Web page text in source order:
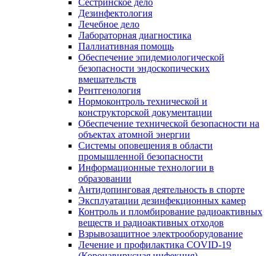
Сестринское дело
Дезинфектология
Лечебное дело
Лабораторная диагностика
Паллиативная помощь
Обеспечение эпидемиологической
безопасности эндоскопических
вмешательств
Рентгенология
Нормоконтроль технической и
конструкторской документации
Обеспечение технической безопасности на
объектах атомной энергии
Системы оповещения в области
промышленной безопасности
Информационные технологии в
образовании
Антидопинговая деятельность в спорте
Эксплуатации дезинфекционных камер
Контроль и пломбирование радиоактивных
веществ и радиоактивных отходов
Взрывозащитное электрооборудование
Лечение и профилактика COVID-19